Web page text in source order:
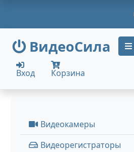
ВидеоСила
Вход Корзина
Видеокамеры
Видеорегистраторы